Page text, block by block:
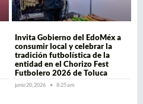
Invita Gobierno del EdoMéx a
consumir local y celebrar la
tradición futbolística de la
entidad en el Chorizo Fest
Futbolero 2026 de Toluca
junio 20, 2026 8:25 am